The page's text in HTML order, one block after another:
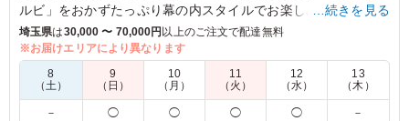
ルビ」をおかずたっぷり幕の内スタイルでお楽しみいただけま
す。ロケ現場だけでなく【会議・会食】のシーンにもオススメ
◎ご飯の上に敷き詰められた牛カルビは炭火の香りがフワッと
感じられます。特製の焼肉タレをかけてお召し上がりいただけ
ます。
…続きを見る
埼玉県は30,000 〜 70,000円以上のご注文で配達無料
※お届けエリアにより異なります
8
（土）
9
（日）
10
（月）
11
（火）
12
（水）
13
（木）
－ ◯ ◯ ◯ ◯ －